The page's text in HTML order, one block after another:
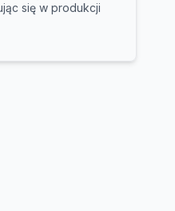
się w produkcji